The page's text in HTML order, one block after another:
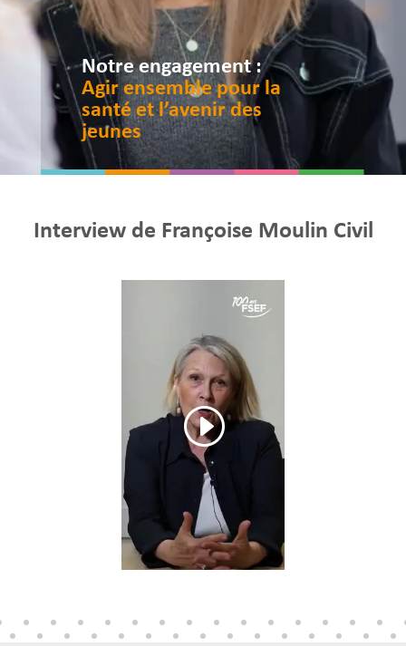
Notre engagement :
Agir ensemble pour la
santé et l’avenir des
jeunes
Interview de Françoise Moulin Civil